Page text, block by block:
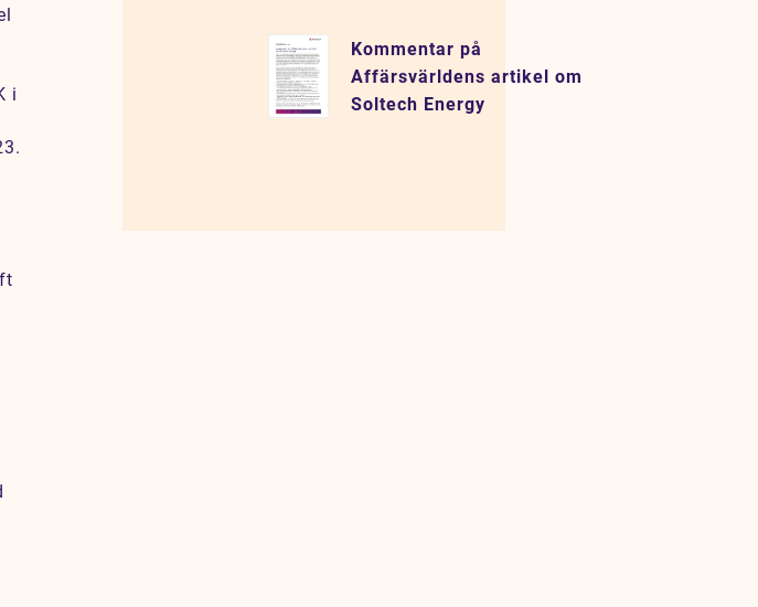
i
Kommentar på
Affärsvärldens artikel om
Soltech Energy